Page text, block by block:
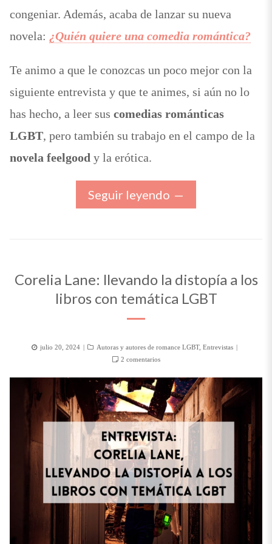
congeniar. Además, acaba de lanzar su nueva
novela: ¿Quién quiere una comedia romántica?
Te animo a que le conozcas un poco mejor con la
siguiente entrevista y que te animes, si aún no lo
has hecho, a leer sus comedias románticas
LGBT, pero también su trabajo en el campo de la
novela feelgood y la erótica.
Seguir leyendo
Corelia Lane: llevando la distopía a los
libros con temática LGBT
Posted
julio 20, 2024 Categorías
Autoras y autores de romance LGBT, Entrevistas
2 comentariosen
Lane:
llevando
la
distopía
a
los
libros
con
temática
LGBT